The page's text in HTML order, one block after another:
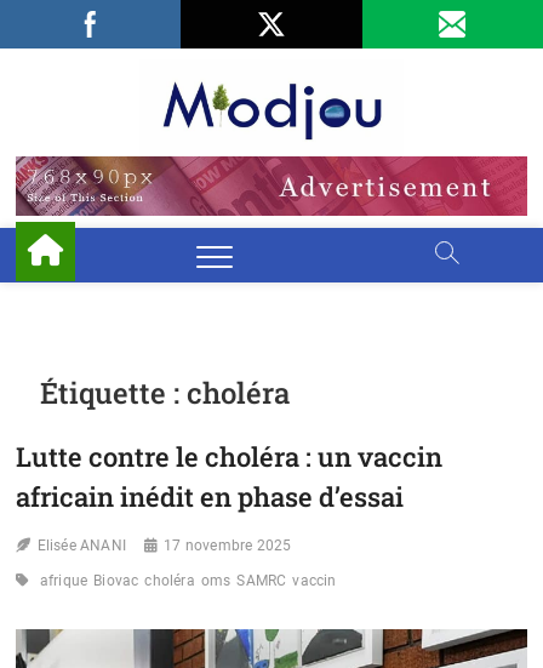
Facebook
LinkedIn
Étiquette :choléra
Lutte contre le choléra : un vaccin
africain inédit en phase d’essai
Elisée ANANI 17 novembre 2025
afrique Biovac choléra oms SAMRC vaccin